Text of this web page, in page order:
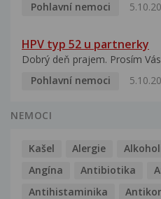
Pohlavní nemoci
HPV typ 52 u partnerky
Dobrý deň prajem. Prosím
Pohlavní nemoci
NEMOCI
Kašel Alergie
Angína
Antibiotika
Antihistaminika